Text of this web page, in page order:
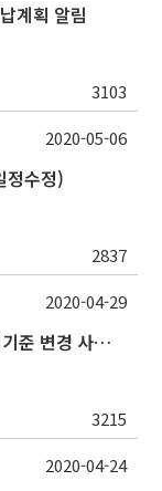
계획 알림
3103
정수정)
2837
2020-05-06
2020학년도 1학기 학자금 대출 업무처리기준 변경 사항 및 실행 마감 안내
3215
2020-04-29
2020-04-24